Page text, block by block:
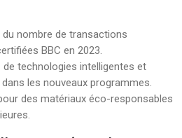
nombre de transactions
BBC en 2023.
technologies intelligentes et
les nouveaux programmes.
des matériaux éco-responsables